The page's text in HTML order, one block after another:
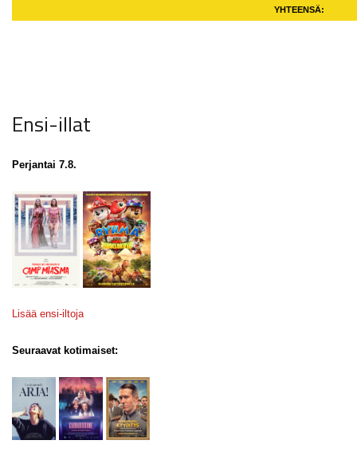
YHTEENSÄ:
Ensi-illat
Perjantai 7.8.
Lisää ensi-iltoja
Seuraavat kotimaiset: